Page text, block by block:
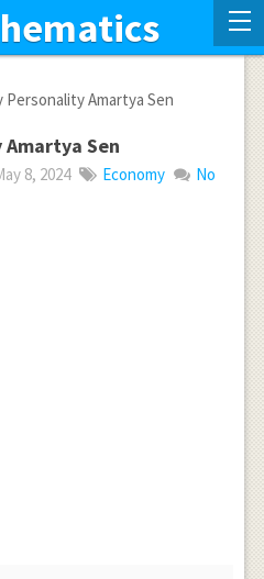
Personality Amartya Sen
Sen
8, 2024 Economy
No